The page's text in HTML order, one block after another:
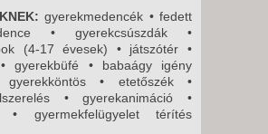
gyerekmedencék • fedett
• gyerekcsúszdák •
(4-17 évesek) • játszótér •
gyerekbüfé • babaágy igény
• etetőszék •
• gyerekanimáció •
• gyermekfelügyelet térítés